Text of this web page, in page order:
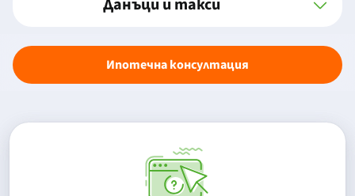
Данъци и такси
Ипотечна консултация